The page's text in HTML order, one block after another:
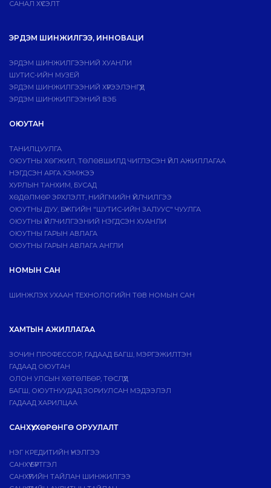
САНАЛ ХҮСЭЛТ
ЭРДЭМ ШИНЖИЛГЭЭ, ИННОВАЦИ
ЭРДЭМ ШИНЖИЛГЭЭНИЙ ХУАНЛИ
ШУТИС-ИЙН МУЗЕЙ
ЭРДЭМ ШИНЖИЛГЭЭНИЙ ХҮРЭЭЛЭНГҮҮД
ЭРДЭМ ШИНЖИЛГЭЭНИЙ ВЭБ
ОЮУТАН
ТАНИЛЦУУЛГА
ОЮУТНЫ ХӨГЖИЛ, ТӨЛӨВШИЛД ЧИГЛЭСЭН ҮЙЛ АЖИЛЛАГАА
НЭГДСЭН АРГА ХЭМЖЭЭ
ХУРЛЫН ТАНХИМ, БУСАД
ХӨДӨЛМӨР ЭРХЛЭЛТ, НИЙГМИЙН ҮЙЛЧИЛГЭЭ
ОЮУТНЫ ДУУ, БҮЖГИЙН "ШУТИС-ИЙН ЗАЛУУС" ЧУУЛГА
ОЮУТНЫ ҮЙЛЧИЛГЭЭНИЙ НЭГДСЭН ХУАНЛИ
ОЮУТНЫ ГАРЫН АВЛАГА
ОЮУТНЫ ГАРЫН АВЛАГА АНГЛИ
НОМЫН САН
ШИНЖЛЭХ УХААН ТЕХНОЛОГИЙН ТӨВ НОМЫН САН
ХАМТЫН АЖИЛЛАГАА
ЗОЧИН ПРОФЕССОР, ГАДААД БАГШ, МЭРГЭЖИЛТЭН
ГАДААД ОЮУТАН
ОЛОН УЛСЫН ХӨТӨЛБӨР, ТӨСЛҮҮД
БАГШ, ОЮУТНУУДАД ЗОРИУЛСАН МЭДЭЭЛЭЛ
ГАДААД ХАРИЛЦАА
САНХҮҮ, ХӨРӨНГӨ ОРУУЛАЛТ
НЭГ КРЕДИТИЙН ҮНЭЛГЭЭ
САНХҮҮ БҮРТГЭЛ
САНХҮҮГИЙН ТАЙЛАН ШИНЖИЛГЭЭ